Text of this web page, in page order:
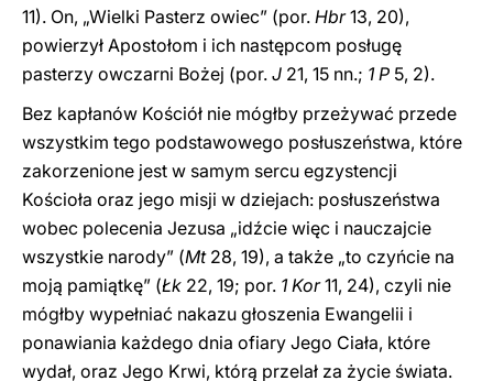
11). On, „Wielki Pasterz owiec” (por. Hbr13, 20),
powierzył Apostołom i ich następcom posługę
pasterzy owczarni Bożej (por. J 21, 15 nn.; 1 P 5, 2).
Bez kapłanów Kościół nie mógłby przeżywać przede
wszystkim tego podstawowego posłuszeństwa, które
zakorzenione jest w samym sercu egzystencji
Kościoła oraz jego misji w dziejach: posłuszeństwa
wobec polecenia Jezusa „idźcie więc i nauczajcie
wszystkie narody” (Mt28, 19), a także „to czyńcie na
moją pamiątkę” (Łk 22, 19; por. 1 Kor11, 24), czyli nie
mógłby wypełniać nakazu głoszenia Ewangelii i
ponawiania każdego dnia ofiary Jego Ciała, które
wydał, oraz Jego Krwi, którą przelał za życie świata.